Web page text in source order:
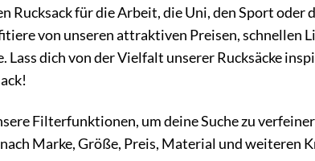
Rucksack für die Arbeit, die Uni, den Sport
von unseren attraktiven Preisen, schnellen
Lass dich von der Vielfalt unserer Rucksäcke
Filterfunktionen, um deine Suche zu
Marke, Größe, Preis, Material und weiteren